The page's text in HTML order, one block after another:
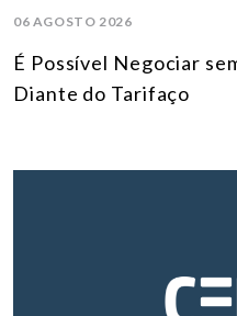
06 AGOSTO 2026
É Possível Negociar
Diante do Tarifaço